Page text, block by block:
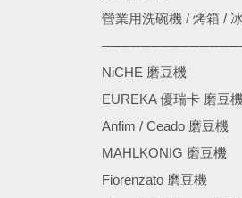
營業用洗碗機 / 烤箱 /
NiCHE 磨豆機
EUREKA 優瑞卡 磨豆
Anfim / Ceado 磨豆機
MAHLKONIG 磨豆機
Fiorenzato 磨豆機